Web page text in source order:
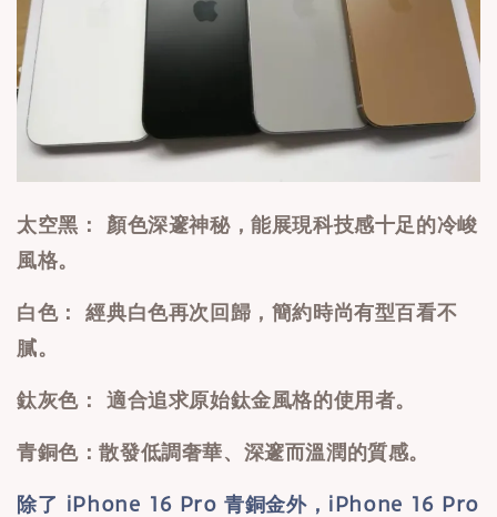
太空黑： 顏色深邃神秘，能展現科技感十足的冷峻
風格。
白色： 經典白色再次回歸，簡約時尚有型百看不
膩。
鈦灰色： 適合追求原始鈦金風格的使用者。
青銅色：散發低調奢華、深邃而溫潤的質感。
除了 iPhone 16 Pro 青銅金外，iPhone 16 Pro